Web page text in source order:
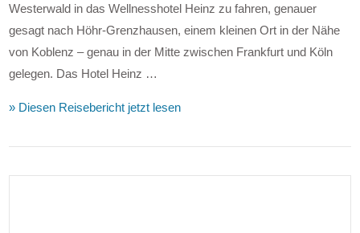
VIEW POST
Westerwald in das Wellnesshotel Heinz zu fahren, genauer
gesagt nach Höhr-Grenzhausen, einem kleinen Ort in der Nähe
von Koblenz – genau in der Mitte zwischen Frankfurt und Köln
gelegen. Das Hotel Heinz …
» Diesen Reisebericht jetzt lesen